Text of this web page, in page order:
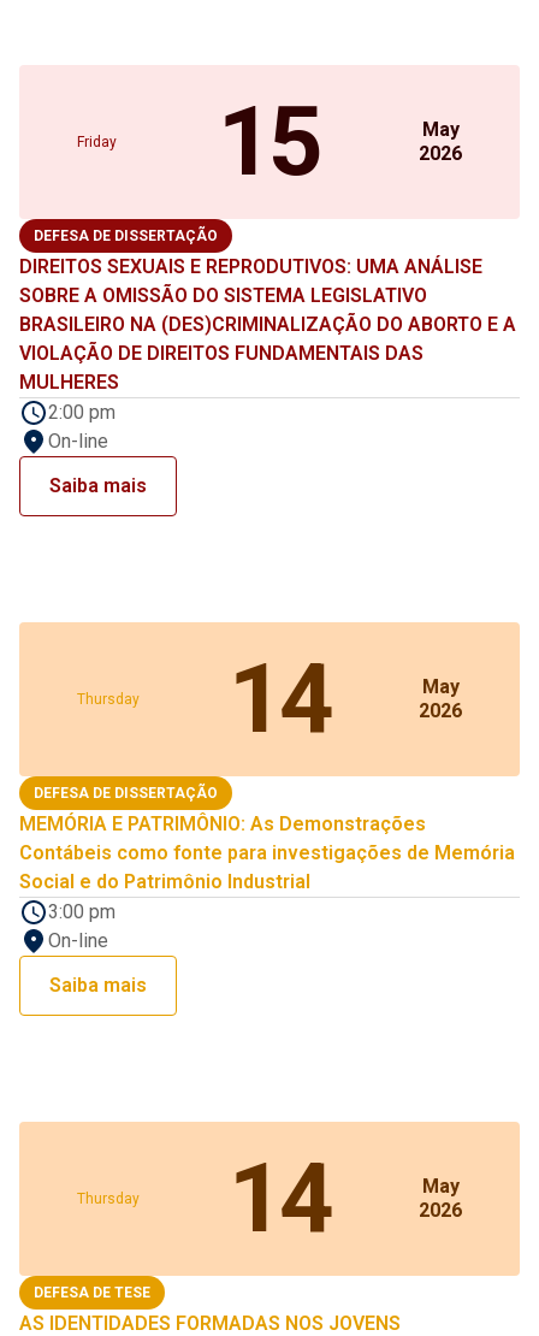
Friday 15
May
2026
DEFESA DE DISSERTAÇÃO
DIREITOS SEXUAIS E REPRODUTIVOS: UMA ANÁLISE
SOBRE A OMISSÃO DO SISTEMA LEGISLATIVO
BRASILEIRO NA (DES)CRIMINALIZAÇÃO DO ABORTO E A
VIOLAÇÃO DE DIREITOS FUNDAMENTAIS DAS
MULHERES
2:00 pm
On-line
Saiba mais
Thursday 14
May
2026
DEFESA DE DISSERTAÇÃO
MEMÓRIA E PATRIMÔNIO: As Demonstrações
Contábeis como fonte para investigações de Memória
Social e do Patrimônio Industrial
3:00 pm
On-line
Saiba mais
Thursday 14
May
2026
DEFESA DE TESE
AS IDENTIDADES FORMADAS NOS JOVENS